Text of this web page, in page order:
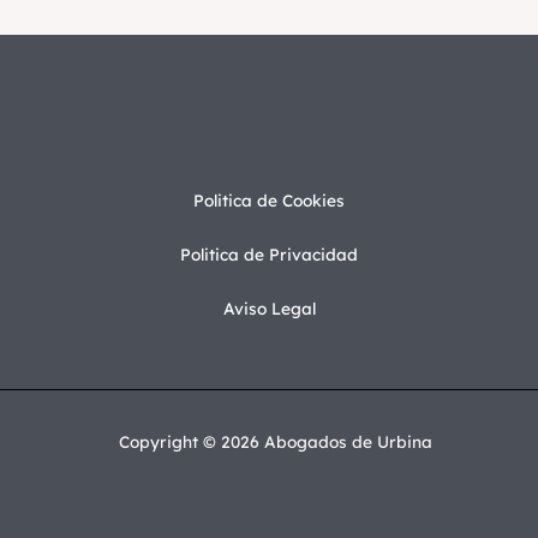
Politica de Cookies
Politica de Privacidad
Aviso Legal
Copyright © 2026 Abogados de Urbina